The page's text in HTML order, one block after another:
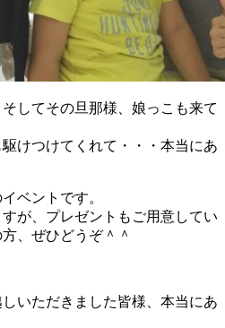
してその旦那様、娘っこも来て
けつけてくれて・・・本当にあ
ベントです。
が、プレゼントもご用意してい
、ぜひどうぞ＾＾
いただきました皆様、本当にあ